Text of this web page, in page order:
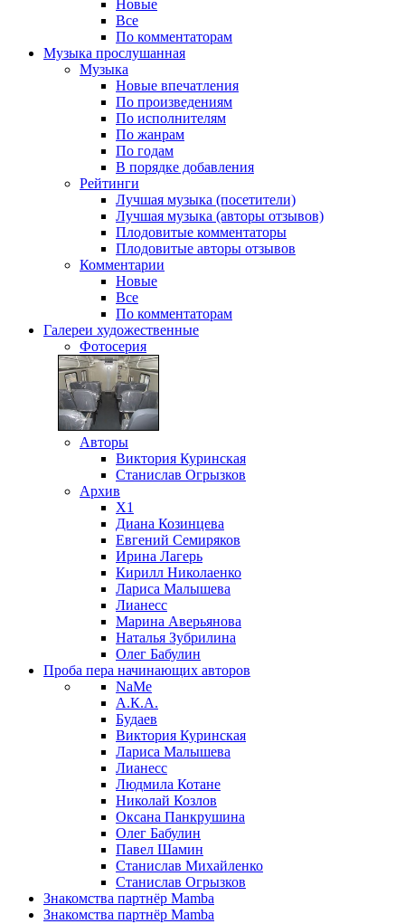
Новые
Все
По комментаторам
Музыка прослушанная
Музыка
Новые впечатления
По произведениям
По исполнителям
По жанрам
По годам
В порядке добавления
Рейтинги
Лучшая музыка (посетители)
Лучшая музыка (авторы отзывов)
Плодовитые комментаторы
Плодовитые авторы отзывов
Комментарии
Новые
Все
По комментаторам
Галереи художественные
Фотосерия
Авторы
Виктория Куринская
Станислав Огрызков
Архив
X1
Диана Козинцева
Евгений Семиряков
Ирина Лагерь
Кирилл Николаенко
Лариса Малышева
Лианесс
Марина Аверьянова
Наталья Зубрилина
Олег Бабулин
Проба пера начинающих авторов
NaMe
А.К.А.
Будаев
Виктория Куринская
Лариса Малышева
Лианесс
Людмила Котане
Николай Козлов
Оксана Панкрушина
Олег Бабулин
Павел Шамин
Станислав Михайленко
Станислав Огрызков
Знакомства партнёр Mamba
Знакомства партнёр Mamba